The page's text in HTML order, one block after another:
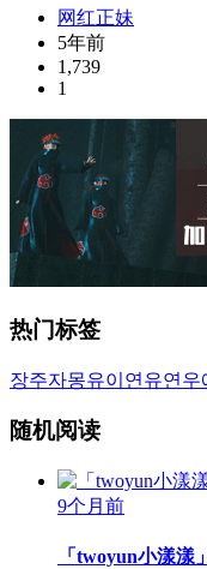
网红正妹
5年前
1,739
1
热门标签
장주자몽유이 연유연우
随机阅读
9个月前
「twoyun小漾漾